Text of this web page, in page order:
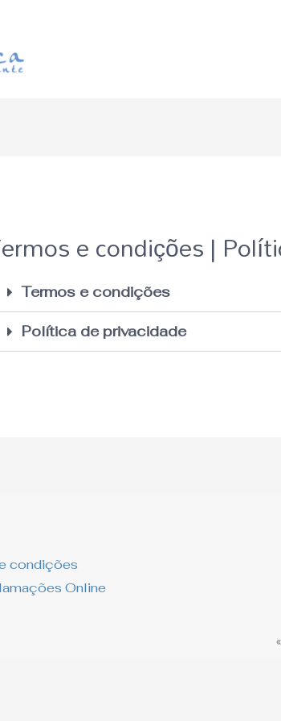
e condições |
Termos e condições
Política de privacidade
condições
Online